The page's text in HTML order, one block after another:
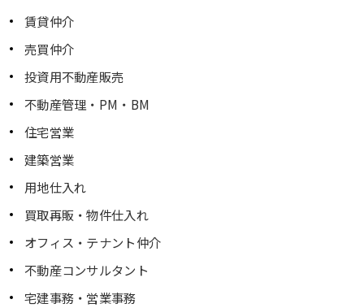
賃貸仲介
売買仲介
投資用不動産販売
不動産管理・PM・BM
住宅営業
建築営業
用地仕入れ
買取再販・物件仕入れ
オフィス・テナント仲介
不動産コンサルタント
宅建事務・営業事務